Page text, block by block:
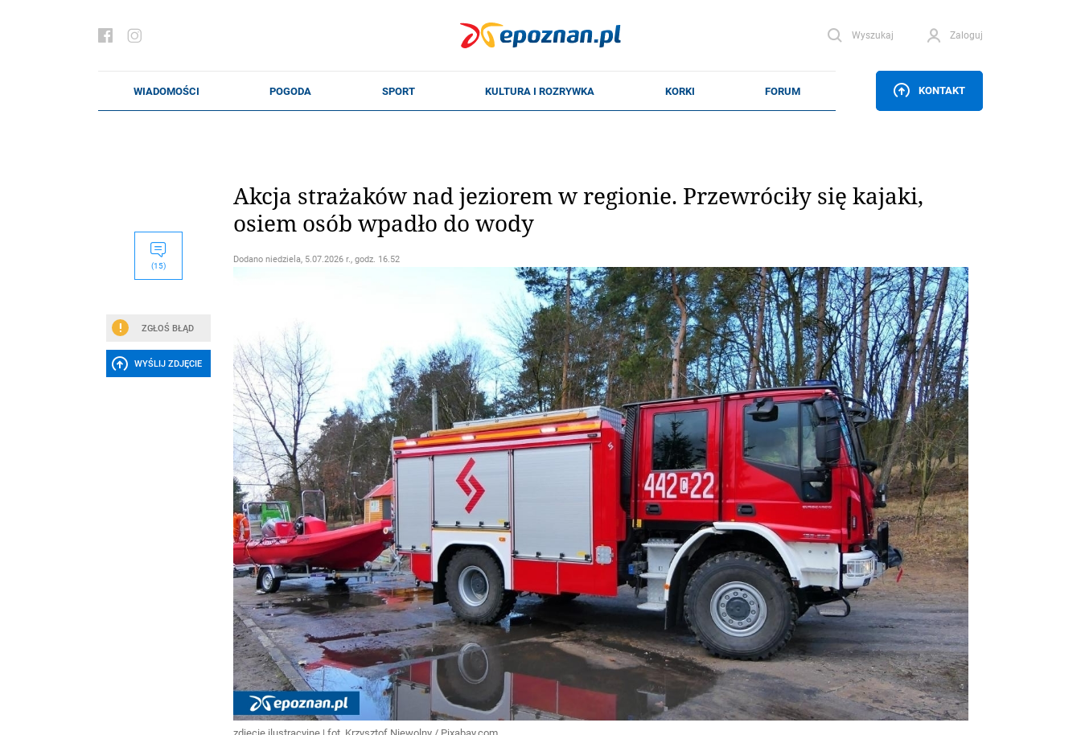
Wyszukaj Zaloguj
KONTAKT
(15)
ZGŁOŚ BŁĄD
WYŚLIJ ZDJĘCIE
Akcja strażaków nad jeziorem w regionie. Przewróciły się kajaki,
osiem osób wpadło do wody
Dodano niedziela, 5.07.2026 r., godz. 16.52